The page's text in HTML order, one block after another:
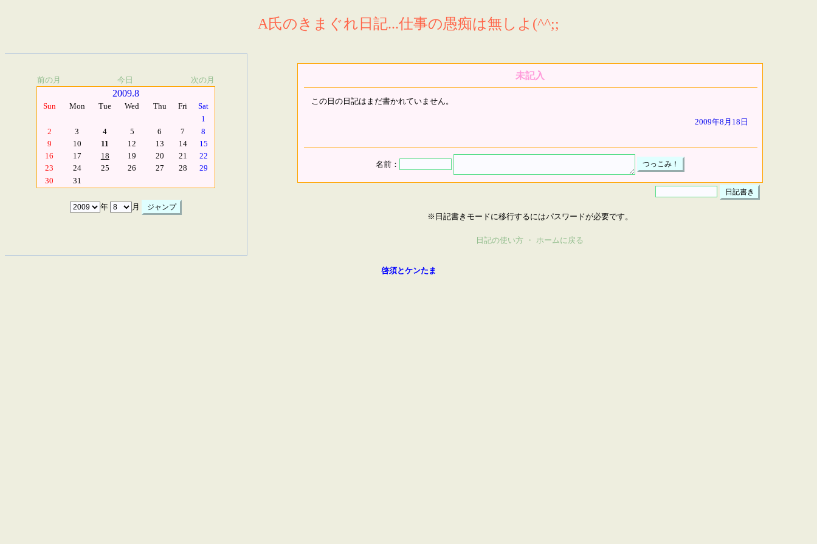
A氏のきまぐれ日記...仕事の愚痴は無しよ(^^;;
前の月 今日 次の月
2009.8
Sun Mon Tue Wed Thu Fri
Sat
1
2
3 4 5 6 7
8
9
10 11 12 13 14
15
16
17 18 19 20 21
22
23
24 25 26 27 28
29
30
31
年 月
未記入
この日の日記はまだ書かれていません。
2009年8月18日
名前：
※日記書きモードに移行するにはパスワードが必要です。
日記の使い方 ・ ホームに戻る
啓須とケンたま